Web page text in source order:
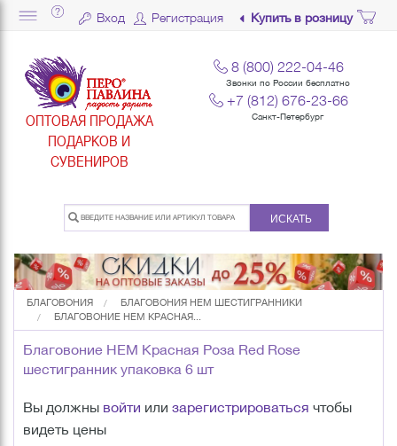
Вход Регистрация Купить в розницу
ОПТОВАЯ ПРОДАЖА
ПОДАРКОВ И
СУВЕНИРОВ
8 (800) 222-04-46
Звонки по России бесплатно
+7 (812) 676-23-66
Санкт-Петербург
ИСКАТЬ
БЛАГОВОНИЯ
БЛАГОВОНИЯ HEM ШЕСТИГРАННИКИ
БЛАГОВОНИЕ HEM КРАСНАЯ...
Благовоние HEM Красная Роза Red Rose
шестигранник упаковка 6 шт
Вы должны войти или зарегистрироваться чтобы
видеть цены